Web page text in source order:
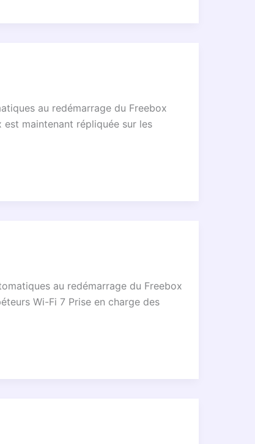
au redémarrage du Freebox
maintenant répliquée sur les
au redémarrage du Freebox
Wi-Fi 7 Prise en charge des